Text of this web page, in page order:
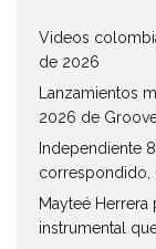
Videos
de 2026
Lanzamientos
2026 de
Independiente
correspondido,
Mayteé Herrera
instrumental